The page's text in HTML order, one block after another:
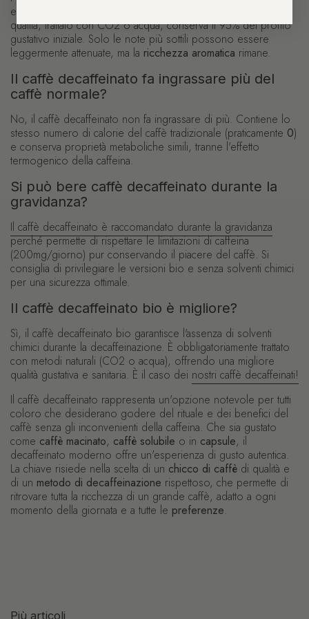
eccezionalmente bene gli aromi originali. Un decaffeinato di
qualità, trattato con CO2 o acqua, conserva il 95% del profilo
gustativo iniziale. Solo le note più sottili possono essere
leggermente attenuate, ma la ricchezza aromatica rimane.
Il caffè decaffeinato fa ingrassare più del
caffè normale?
No, il caffè decaffeinato non fa ingrassare di più. Contiene lo
stesso numero di calorie del caffè tradizionale (praticamente 0)
e conserva proprietà metaboliche simili, tranne l'effetto
termogenico della caffeina.
Si può bere caffè decaffeinato durante la
gravidanza?
Il caffè decaffeinato è raccomandato durante la gravidanza
perché permette di rispettare le limitazioni di caffeina
(200mg/giorno) pur conservando il piacere del caffè. Si
consiglia di privilegiare le versioni bio e senza solventi chimici
per una sicurezza ottimale.
Il caffè decaffeinato bio è migliore?
Sì, il caffè decaffeinato bio garantisce l'assenza di solventi
chimici durante la decaffeinazione. È obbligatoriamente trattato
con metodi naturali (CO2 o acqua), offrendo una migliore
qualità gustativa e sanitaria. È il caso dei nostri caffè decaffeinati!
Il caffè decaffeinato rappresenta un'opzione notevole per tutti
coloro che desiderano godere del rituale e dei benefici del
caffè senza gli inconvenienti della caffeina. Che sia gustato
come caffè macinato, caffè solubile o in capsule, il
decaffeinato moderno offre un'esperienza di gusto autentica.
La chiave risiede nella scelta di un chicco di caffè di qualità e
di un metodo di decaffeinazione rispettoso, che permette di
ritrovare tutta la ricchezza di un grande caffè, adatto a ogni
momento della giornata e a tutte le preferenze.
Più articoli